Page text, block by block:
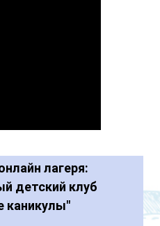
лагеря:
детский клуб
каникулы"